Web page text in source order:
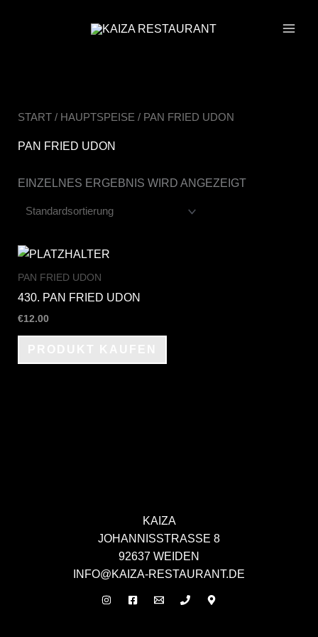
START/ HAUPTSPEISE/ PAN FRIED UDON
PAN FRIED UDON
EINZELNES ERGEBNIS WIRD ANGEZEIGT
PAN FRIED UDON
430. PAN FRIED UDON
€12.00
KAIZA
JOHANNISSTRASSE 8
92637 WEIDEN
INFO@KAIZA-RESTAURANT.DE